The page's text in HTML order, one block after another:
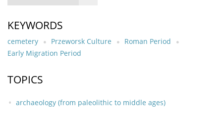
KEYWORDS
cemetery Przeworsk Culture
Roman Period
Early Migration Period
TOPICS
archaeology (from paleolithic to middle ages)